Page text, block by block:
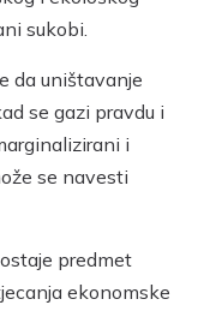
sukobi.
da uništavanje
se gazi pravdu i
i
se navesti
predmet
ekonomske